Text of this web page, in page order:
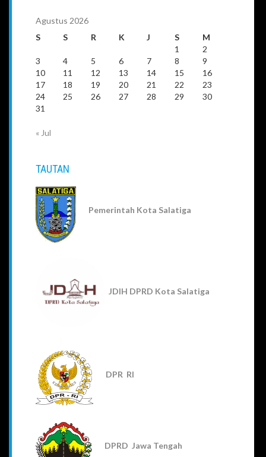
Agustus 2026
S
S R K J S
M
1
2
3
4 5 6 7 8
9
10
11 12 13 14 15
16
17
18 19 20 21 22
23
24
25 26 27 28 29
30
31
« Jul
TAUTAN
Pemerintah Kota Salatiga
JDIH DPRD Kota Salatiga
DPR RI
DPRD Jawa Tengah